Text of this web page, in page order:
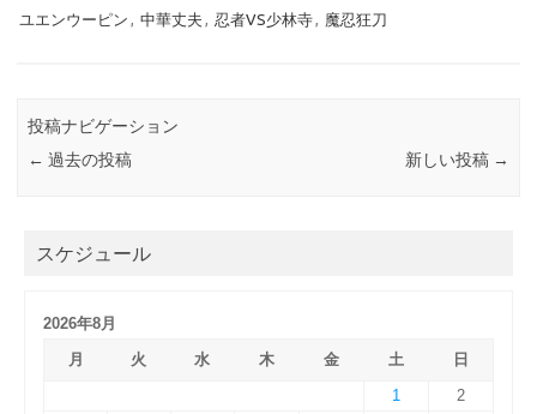
ユエンウーピン , 中華丈夫 , 忍者VS少林寺, 魔忍狂刀
投稿ナビゲーション
← 過去の投稿 新しい投稿 →
スケジュール
2026年8月
月
火 水 木 金 土
日
1
2